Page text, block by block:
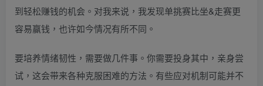
到轻松赚钱的机会。对我来说，我发现单挑赛比坐&走赛更
容易赢钱，也许如今情况有所不同。
要培养情绪韧性，需要做几件事。你需要投身其中，亲身尝
试，这会带来各种克服困难的方法。有些应对机制可能并不